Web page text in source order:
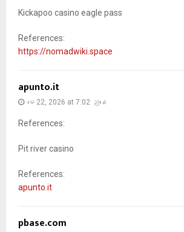
Kickapoo casino eagle pass
References:
https://nomadwiki.space
apunto.it
မေ 22, 2026 at 7:02 ညနေ
References:
Pit river casino
References:
apunto.it
pbase.com